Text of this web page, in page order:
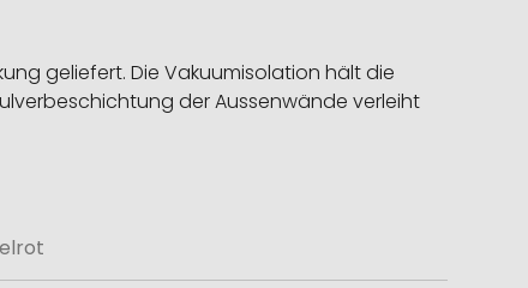
geliefert. Die Vakuumisolation hält die
der Aussenwände verleiht